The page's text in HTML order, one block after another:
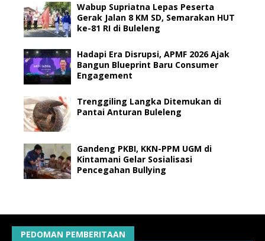
Wabup Supriatna Lepas Peserta
Gerak Jalan 8 KM SD, Semarakan HUT
ke-81 RI di Buleleng
Hadapi Era Disrupsi, APMF 2026 Ajak
Bangun Blueprint Baru Consumer
Engagement
Trenggiling Langka Ditemukan di
Pantai Anturan Buleleng
Gandeng PKBI, KKN-PPM UGM di
Kintamani Gelar Sosialisasi
Pencegahan Bullying
PEDOMAN PEMBERITAAN